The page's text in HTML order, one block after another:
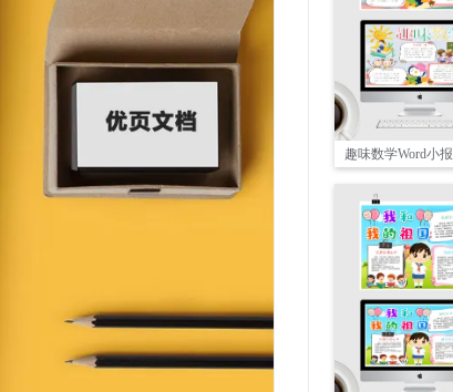
趣味数学Word小报